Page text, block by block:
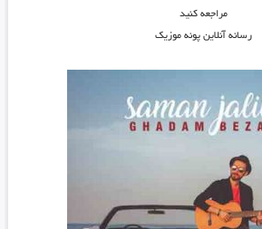
مراجعه کنید
رسانه آنلاین پونه موزیک